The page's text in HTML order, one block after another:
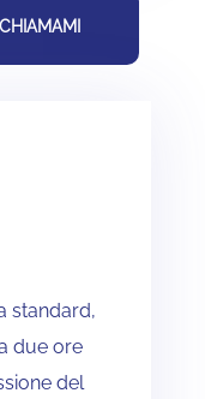
standard,
due ore
del